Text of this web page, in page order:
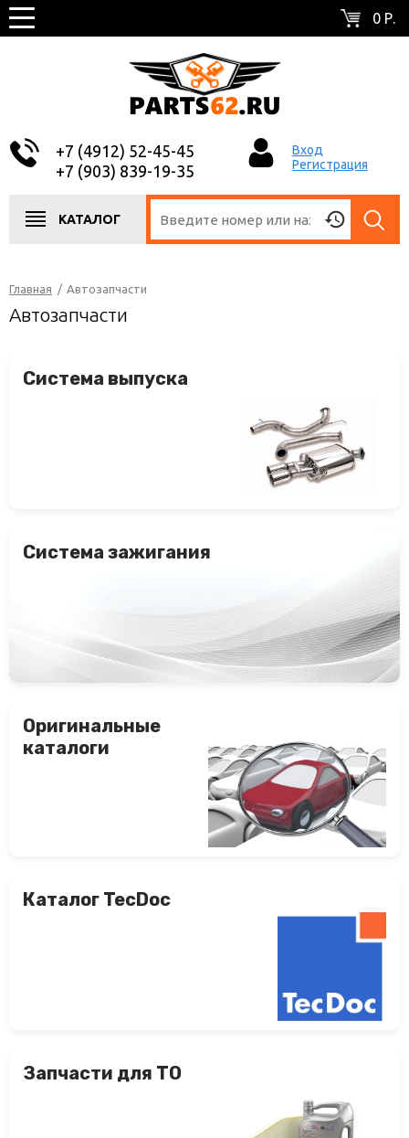
0 Р.
+7 (4912) 52-45-45
+7 (903) 839-19-35
Вход
Регистрация
КАТАЛОГ
Главная / Автозапчасти
Автозапчасти
Система выпуска
Система зажигания
Оригинальные
каталоги
Каталог TecDoc
Запчасти для ТО